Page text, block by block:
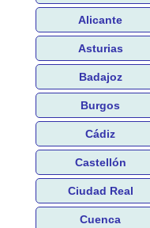
Alicante
Asturias
Badajoz
Burgos
Cádiz
Castellón
Ciudad Real
Cuenca